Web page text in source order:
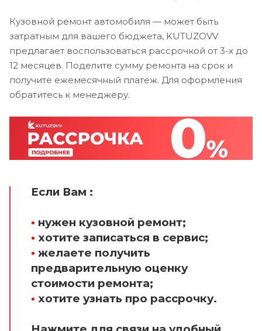
Кузовной ремонт автомобиля — может быть
затратным для вашего бюджета, KUTUZOVV
предлагает воспользоваться рассрочкой от 3-х до
12 месяцев. Поделите сумму ремонта на срок и
получите ежемесячный платеж. Для оформления
обратитесь к менеджеру.
Если Вам :
• нужен кузовной ремонт;
• хотите записаться в сервис;
• желаете получить
предварительную оценку
стоимости ремонта;
• хотите узнать про рассрочку.